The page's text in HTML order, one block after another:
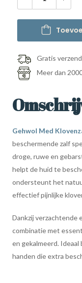
Gratis
Meer dan
Gehwol Med
beschermende zalf
droge, ruwe en
helpt de huid te
ondersteunt het
effectief pijnlijke
Dankzij verzachtende
combinatie met
en gekalmeerd.
handen die extra